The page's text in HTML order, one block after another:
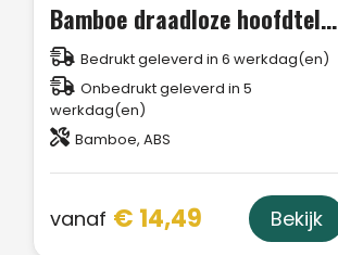
Bamboe draadloze hoofdtelefoon
Bedrukt geleverd in 6 werkdag(en)
Onbedrukt geleverd in 5
werkdag(en)
Bamboe, ABS
vanaf € 14,49 Bekijk